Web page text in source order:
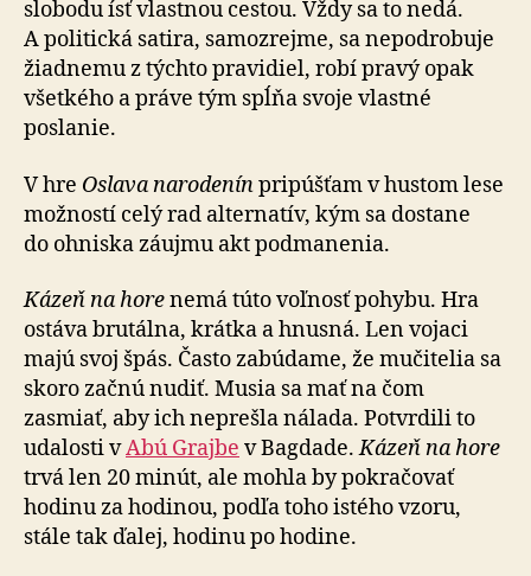
slobodu ísť vlastnou cestou. Vždy sa to nedá.
A po­li­tická satira, samo­zrejme, sa nepodrobuje
žiadnemu z týchto pravidiel, robí pravý opak
všetkého a práve tým spĺňa svoje vlastné
poslanie.
V hre Oslava narodenínpripúšťam v hustom lese
možností celý rad alternatív, kým sa dostane
do ohniska záujmu akt podmanenia.
Kázeň na horenemá túto voľnosť pohybu. Hra
ostáva brutálna, krátka a hnusná. Len vojaci
majú svoj špás. Často zabúdame, že mučitelia sa
skoro začnú nudiť. Musia sa mať na čom
zasmiať, aby ich neprešla nálada. Potvrdili to
udalosti vAbú Grajbe v Bagdade.Kázeň na hore
trvá len 20 minút, ale mohla by pokračovať
hodinu za ho­di­nou, podľa toho istého vzoru,
stále tak ďalej, hodinu po ho­dine.